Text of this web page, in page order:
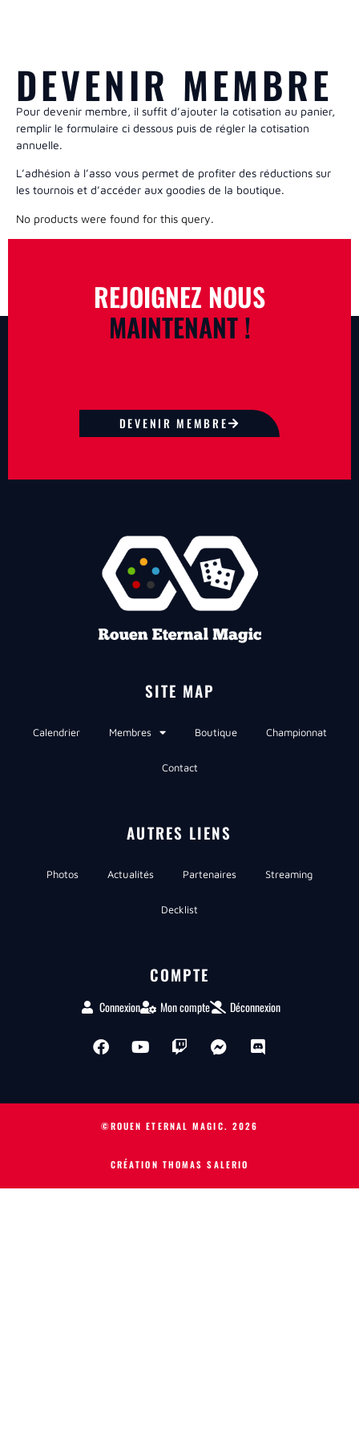
DEVENIR MEMBRE
Pour devenir membre, il suffit d’ajouter la cotisation au panier,
remplir le formulaire ci dessous puis de régler la cotisation
annuelle.
L’adhésion à l’asso vous permet de profiter des réductions sur
les tournois et d’accéder aux goodies de la boutique.
No products were found for this query.
REJOIGNEZ NOUS
MAINTENANT !
DEVENIR MEMBRE
SITE MAP
Calendrier Membres Boutique Championnat
Contact
AUTRES LIENS
Photos Actualités Partenaires Streaming
Decklist
COMPTE
Connexion Mon compte Déconnexion
©ROUEN ETERNAL MAGIC. 2026
CRÉATION THOMAS SALERIO